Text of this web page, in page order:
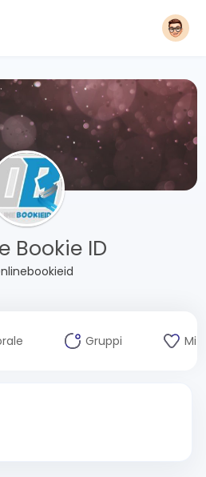
Bookie ID
Gruppi Mi